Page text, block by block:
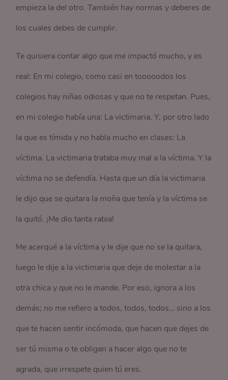
empieza la del otro. También hay normas y deberes de
los cuales debes de cumplir.
Te quisiera contar algo que me impactó mucho, y es
real: En mi colegio, como casi en tooooodos los
colegios hay niñas odiosas y que no te respetan. Pues,
en mi colegio había una: La victimaria. Y, por otro lado
la que es tímida y no habla mucho en clases: La
víctima. La victimaria trataba muy mal a la víctima. Y la
víctima no se defendía. Hasta que un día la victimaria
le dijo que se quitara la moña que tenía y la víctima se
la quitó. ¡Me dio tanta rabia!
Me acerqué a la víctima y le dije que no se la quitara,
luego le dije a la victimaria que deje de molestar a la
otra chica y que no le mande. Por eso, ignora a los
demás; no me refiero a todos, todos, todos… sino a los
que te hacen sentir incómoda, que hacen que dejes de
ser tú misma o te obligan a hacer algo que no te
agrada, que irrespete quien tú eres.